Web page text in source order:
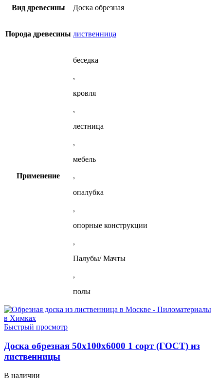
Вид древесины Доска обрезная
Порода древесины лиственница
Применение
беседка
,
кровля
,
лестница
,
мебель
,
опалубка
,
опорные конструкции
,
Палубы/ Мачты
,
полы
Быстрый просмотр
Доска обрезная 50х100х6000 1 сорт (ГОСТ) из
лиственницы
В наличии